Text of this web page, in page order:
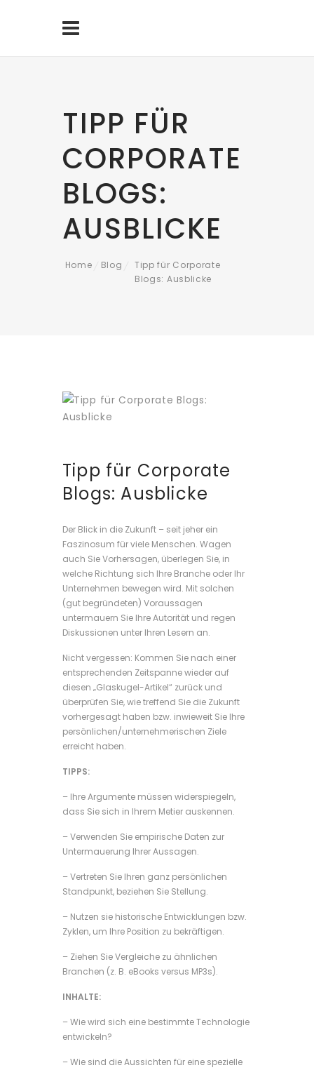
TIPP FÜR
CORPORATE
BLOGS:
AUSBLICKE
Home Blog
Tipp für Corporate
Blogs: Ausblicke
Tipp für Corporate
Blogs: Ausblicke
Der Blick in die Zukunft – seit jeher ein
Faszinosum für viele Menschen. Wagen
auch Sie Vorhersagen, überlegen Sie, in
welche Richtung sich Ihre Branche oder Ihr
Unternehmen bewegen wird. Mit solchen
(gut begründeten) Voraussagen
untermauern Sie Ihre Autorität und regen
Diskussionen unter Ihren Lesern an.
Nicht vergessen: Kommen Sie nach einer
entsprechenden Zeitspanne wieder auf
diesen „Glaskugel-Artikel“ zurück und
überprüfen Sie, wie treffend Sie die Zukunft
vorhergesagt haben bzw. inwieweit Sie Ihre
persönlichen/unternehmerischen Ziele
erreicht haben.
TIPPS:
– Ihre Argumente müssen widerspiegeln,
dass Sie sich in Ihrem Metier auskennen.
– Verwenden Sie empirische Daten zur
Untermauerung Ihrer Aussagen.
– Vertreten Sie Ihren ganz persönlichen
Standpunkt, beziehen Sie Stellung.
– Nutzen sie historische Entwicklungen bzw.
Zyklen, um Ihre Position zu bekräftigen.
– Ziehen Sie Vergleiche zu ähnlichen
Branchen (z. B. eBooks versus MP3s).
INHALTE:
– Wie wird sich eine bestimmte Technologie
entwickeln?
– Wie sind die Aussichten für eine spezielle